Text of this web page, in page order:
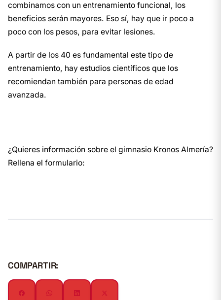
combinamos con un entrenamiento funcional, los
beneficios serán mayores. Eso sí, hay que ir poco a
poco con los pesos, para evitar lesiones.
A partir de los 40 es fundamental este tipo de
entrenamiento, hay estudios científicos que los
recomiendan también para personas de edad
avanzada.
¿Quieres información sobre el gimnasio Kronos Almería?
Rellena el formulario:
COMPARTIR: